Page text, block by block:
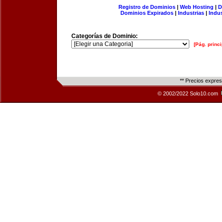
Registro de Dominios| Web Hosting |
Dominios Expirados | Industrias |
Categorías de Dominio:
[Pág.
** Precios
© 2002/2022 Solo10.com